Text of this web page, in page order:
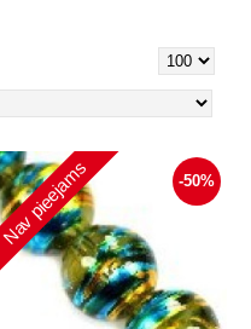
-50%
pieejams